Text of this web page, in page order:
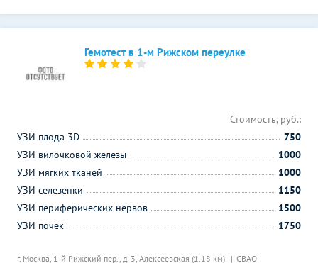
Гемотест в 1-м Рижском переулке
г. Москва, 1-й Рижский пер., д. 3, Алексеевская (1.18 км) СВАО
Стоимость, руб.:
УЗИ плода 3D
750
УЗИ вилочковой железы
1000
УЗИ мягких тканей
1000
УЗИ селезенки
1150
УЗИ периферических нервов
1500
УЗИ почек
1750